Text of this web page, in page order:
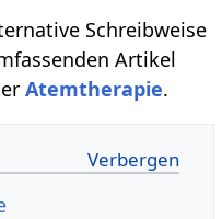
Schreibweise
Artikel
Atemtherapie.